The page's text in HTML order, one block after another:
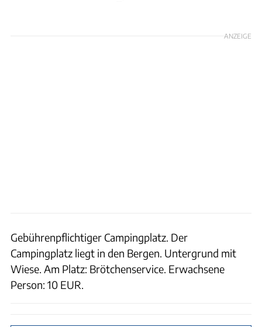
ANZEIGE
Gebührenpflichtiger Campingplatz. Der
Campingplatz liegt in den Bergen. Untergrund mit
Wiese. Am Platz: Brötchenservice. Erwachsene
Person: 10 EUR.